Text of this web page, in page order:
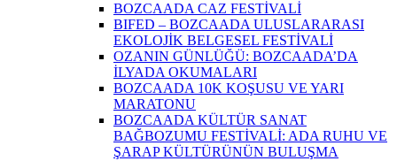
BOZCAADA CAZ FESTİVALİ
BIFED – BOZCAADA ULUSLARARASI
EKOLOJİK BELGESEL FESTİVALİ
OZANIN GÜNLÜĞÜ: BOZCAADA’DA
İLYADA OKUMALARI
BOZCAADA 10K KOŞUSU VE YARI
MARATONU
BOZCAADA KÜLTÜR SANAT
BAĞBOZUMU FESTİVALİ: ADA RUHU VE
ŞARAP KÜLTÜRÜNÜN BULUŞMA